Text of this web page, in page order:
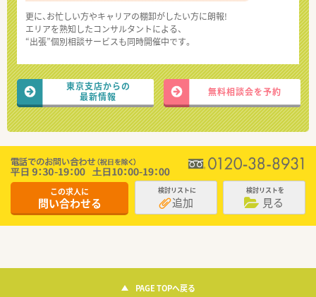
更に、お忙しい方やキャリアの棚卸がしたい方に朗報!
エリアを熟知したコンサルタントによる、
“出張”個別相談サービスも同時開催中です。
東京支店からの
最新情報
無料相談会を予約
この求人に
問い合わせる
検討リストに
追加
検討リストを
見る
PAGE TOPへ戻る